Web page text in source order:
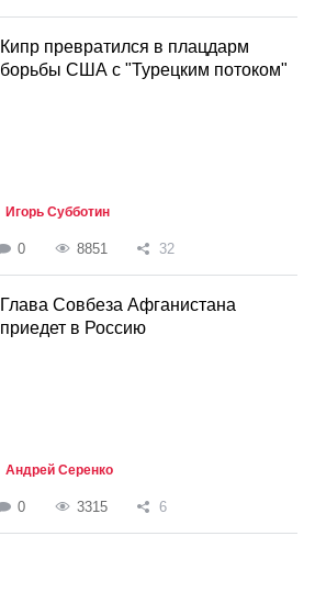
Кипр превратился в плацдарм
борьбы США с "Турецким потоком"
Игорь Субботин
0 8851 32
Глава Совбеза Афганистана
приедет в Россию
Андрей Серенко
0 3315 6